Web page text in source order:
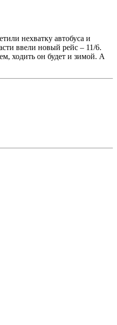
нехватку автобуса и
ввели новый рейс – 11/6.
ходить он будет и зимой. А